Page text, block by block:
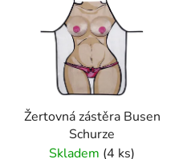
Žertovná zástěra Busen
Schurze
Skladem (4 ks)